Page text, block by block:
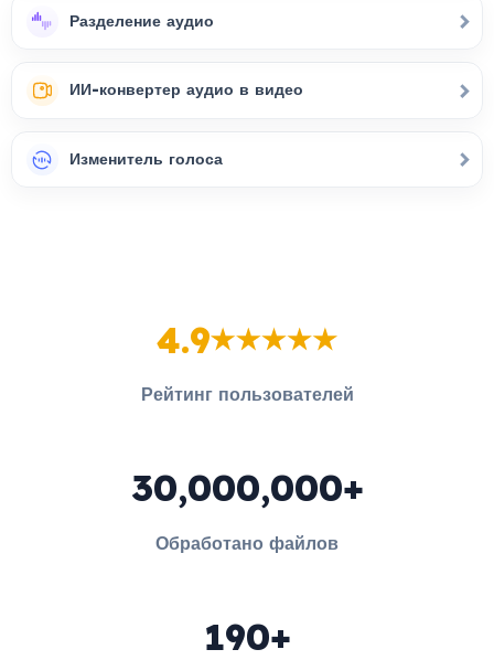
Разделение аудио
ИИ-конвертер аудио в видео
Изменитель голоса
4.9
Рейтинг пользователей
30,000,000+
Обработано файлов
190+